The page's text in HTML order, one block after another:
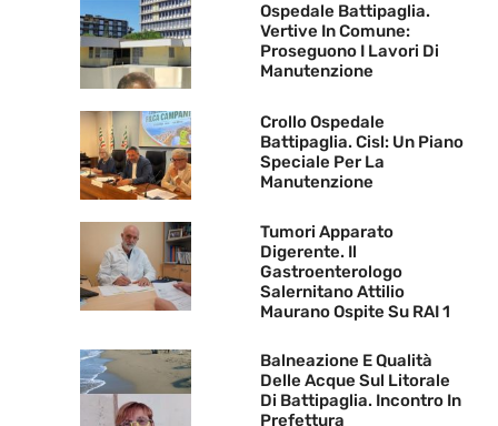
Ospedale Battipaglia.
Vertive In Comune:
Proseguono I Lavori Di
Manutenzione
Crollo Ospedale
Battipaglia. Cisl: Un Piano
Speciale Per La
Manutenzione
Tumori Apparato
Digerente. Il
Gastroenterologo
Salernitano Attilio
Maurano Ospite Su RAI 1
Balneazione E Qualità
Delle Acque Sul Litorale
Di Battipaglia. Incontro In
Prefettura